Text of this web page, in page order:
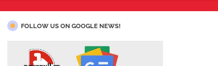
FOLLOW US ON GOOGLE NEWS!